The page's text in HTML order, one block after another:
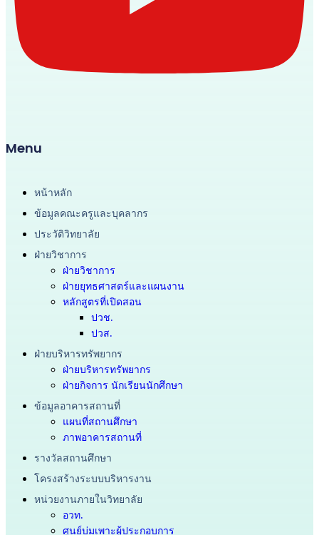
Menu
หน้าหลัก
ข้อมูลคณะครูและบุคลากร
ประวัติวิทยาลัย
ฝ่ายวิชาการ
ฝ่ายวิชาการ
ฝ่ายยุทธศาสตร์และแผนงาน
หลักสูตรที่เปิดสอน
ปวช.
ปวส.
ฝ่ายบริหารทรัพยากร
ฝ่ายบริหารทรัพยากร
ฝ่ายกิจการ นักเรียนนักศึกษา
ข้อมูลอาคารสถานที่
แผนที่สถานศึกษา
ภาพอาคารสถานที่
รางวัลสถานศึกษา
โครงสร้างระบบบริหารงาน
หน่วยงานภายในวิทยาลัย
อวท.
ศูนย์บ่มเพาะผู้ประกอบการ